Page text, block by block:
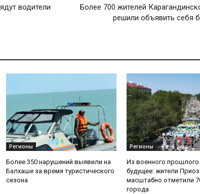
водители
Более 700 жителей
решили объявить себя
Регионы
Более 350 нарушений выявили на
Балхаше за время туристического
сезона
Регионы
Из военного
будущее: жители
масштабно отметили
города